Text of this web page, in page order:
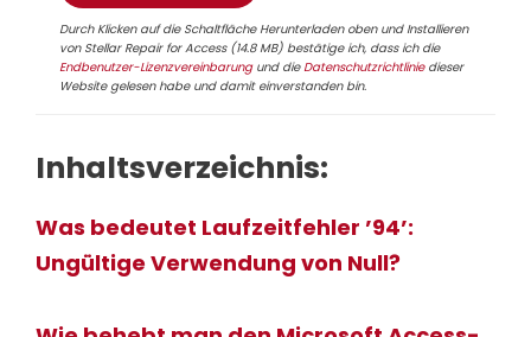
Durch Klicken auf die Schaltfläche Herunterladen oben und Installieren
von Stellar Repair for Access (14.8 MB) bestätige ich, dass ich die
Endbenutzer-Lizenzvereinbarungund dieDatenschutzrichtliniedieser
Website gelesen habe und damit einverstanden bin.
Inhaltsverzeichnis:
Was bedeutet Laufzeitfehler ’94’:
Ungültige Verwendung von Null?